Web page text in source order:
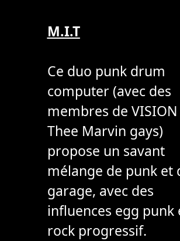
M.I.T
Ce duo punk drum
computer (avec des
membres de
Thee Marvin gays)
propose un savant
mélange de punk et
garage, avec des
influences egg punk
rock progressif.